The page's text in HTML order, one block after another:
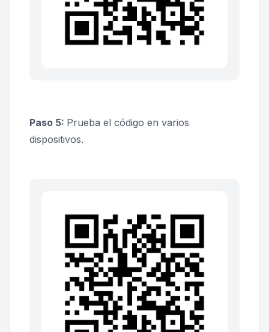
Paso 5: Prueba el código en varios
dispositivos.